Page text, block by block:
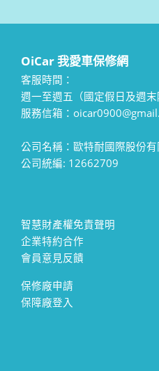
OiCar 我愛車保修網
客服時間：
週一至週五（國定假日及週
服務信箱：
公司名稱：歐特耐國際股份有
公司統編: 12662709
智慧財產權免責聲明
企業特約合作
會員意見反饋
保修廠申請
保障廠登入